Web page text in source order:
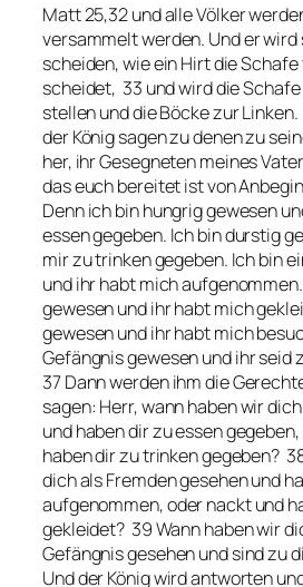
Matt 25,32und alle Völker
versammelt werden. Und er
scheiden, wie ein Hirt die Schafe
scheidet, 33 und wird die
stellen und die Böcke zur
der König sagen zu denen zu
her, ihr Gesegneten meines
das euch bereitet ist von
Denn ich bin hungrig gewesen
essen gegeben. Ich bin durstig
mir zu trinken gegeben. Ich bin
und ihr habt mich
gewesen und ihr habt mich
gewesen und ihr habt mich
Gefängnis gewesen und ihr seid
37 Dann werden ihm die
sagen: Herr, wann haben wir
und haben dir zu essen
haben dir zu trinken gegeben?
dich als Fremden gesehen und
aufgenommen, oder nackt und
gekleidet? 39 Wann haben wir
Gefängnis gesehen und sind zu
Und der König wird antworten